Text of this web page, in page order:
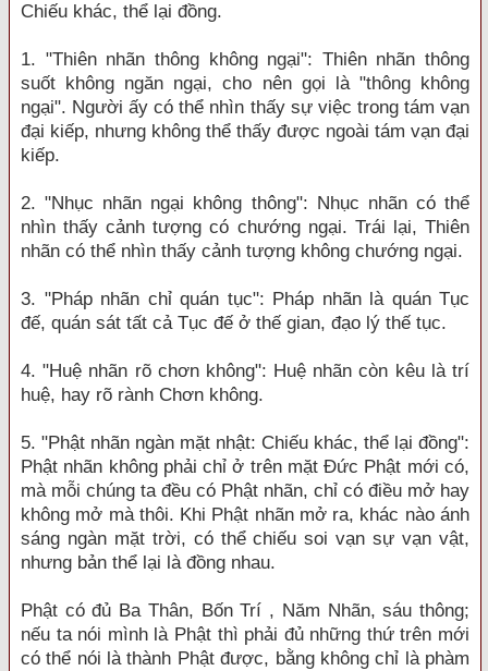
Chiếu khác, thể lại đồng.
1. "Thiên nhãn thông không ngại": Thiên nhãn thông
suốt không ngăn ngại, cho nên gọi là "thông không
ngại". Người ấy có thể nhìn thấy sự việc trong tám vạn
đại kiếp, nhưng không thể thấy được ngoài tám vạn đại
kiếp.
2. "Nhục nhãn ngại không thông": Nhục nhãn có thể
nhìn thấy cảnh tượng có chướng ngại. Trái lại, Thiên
nhãn có thể nhìn thấy cảnh tượng không chướng ngại.
3. "Pháp nhãn chỉ quán tục": Pháp nhãn là quán Tục
đế, quán sát tất cả Tục đế ở thế gian, đạo lý thế tục.
4. "Huệ nhãn rõ chơn không": Huệ nhãn còn kêu là trí
huệ, hay rõ rành Chơn không.
5. "Phật nhãn ngàn mặt nhật: Chiếu khác, thể lại đồng":
Phật nhãn không phải chỉ ở trên mặt Đức Phật mới có,
mà mỗi chúng ta đều có Phật nhãn, chỉ có điều mở hay
không mở mà thôi. Khi Phật nhãn mở ra, khác nào ánh
sáng ngàn mặt trời, có thể chiếu soi vạn sự vạn vật,
nhưng bản thể lại là đồng nhau.
Phật có đủ Ba Thân, Bốn Trí , Năm Nhãn, sáu thông;
nếu ta nói mình là Phật thì phải đủ những thứ trên mới
có thể nói là thành Phật được, bằng không chỉ là phàm